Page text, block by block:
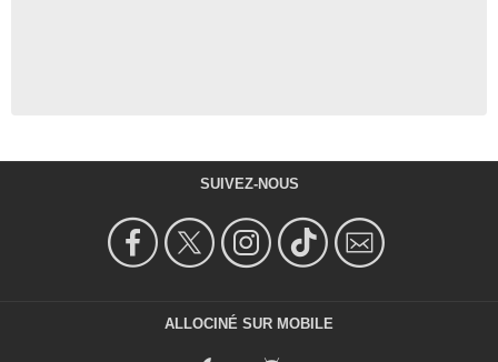
SUIVEZ-NOUS
ALLOCINÉ SUR MOBILE